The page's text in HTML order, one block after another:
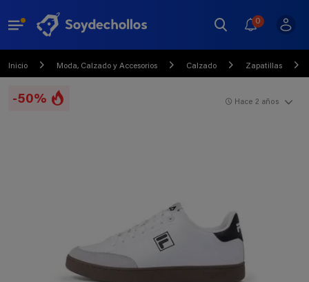
0
Inicio Moda, Calzado y Accesorios Calzado Zapatillas
-50% Hace 2 años